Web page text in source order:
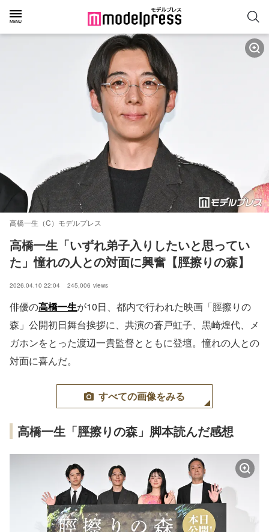
高橋一生（C）モデルプレス
高橋一生「いずれ弟子入りしたいと思ってい
た」憧れの人との対面に興奮【脛擦りの森】
2026.04.10 22:04 245,006 views
俳優の高橋一生が10日、都内で行われた映画「脛擦りの
森」公開初日舞台挨拶に、共演の蒼戸虹子、黒崎煌代、メ
ガホンをとった渡辺一貴監督とともに登壇。憧れの人との
対面に喜んだ。
すべての画像をみる
高橋一生「脛擦りの森」脚本読んだ感想